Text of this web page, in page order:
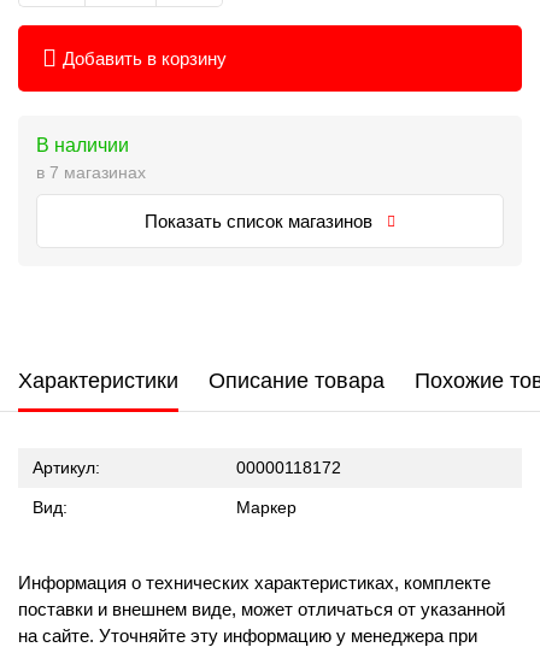
Добавить в корзину
В наличии
в 7 магазинах
Показать список магазинов
Характеристики Описание товара Похожие
Артикул: 00000118172
Вид: Маркер
Информация о технических характеристиках, комплекте
поставки и внешнем виде, может отличаться от указанной
на сайте. Уточняйте эту информацию у менеджера при